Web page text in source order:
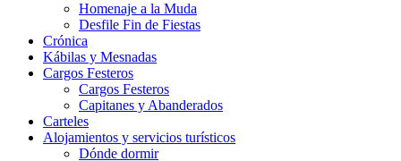
Homenaje a la Muda
Desfile Fin de Fiestas
Crónica
Kábilas y Mesnadas
Cargos Festeros
Cargos Festeros
Capitanes y Abanderados
Carteles
Alojamientos y servicios turísticos
Dónde dormir